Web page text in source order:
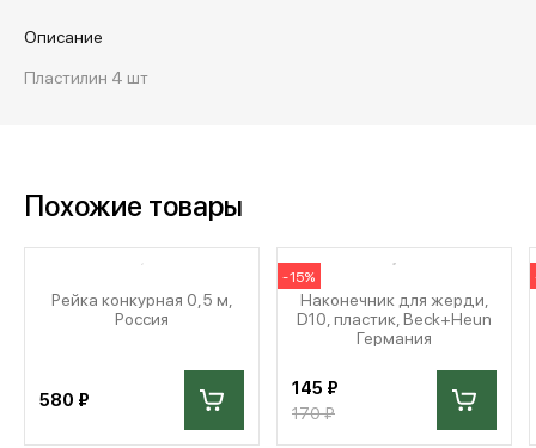
Описание
Пластилин 4 шт
Похожие товары
Рейка конкурная 0,5 м,
Россия
580 ₽
-15%
Наконечник для жерди,
D10, пластик, Beck+Heun
Германия
145 ₽
170 ₽